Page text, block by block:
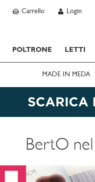
Carrello Login
POLTRONE LETTI
MADE IN MEDA
BertO